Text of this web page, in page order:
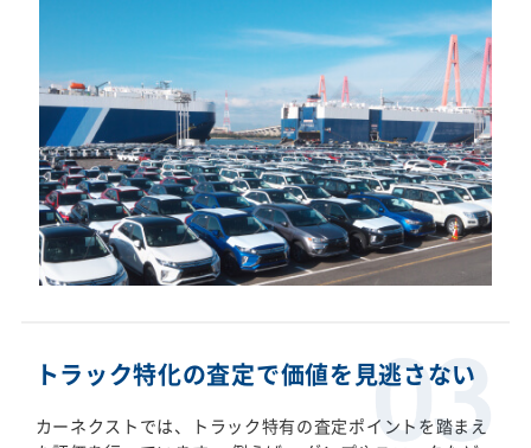
トラック特化の査定で価値を見逃さない
カーネクストでは、トラック特有の査定ポイントを踏まえ